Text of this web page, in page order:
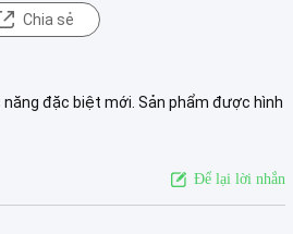
Chia sẻ
đặc biệt mới. Sản phẩm được hình
Để lại lời nhắn